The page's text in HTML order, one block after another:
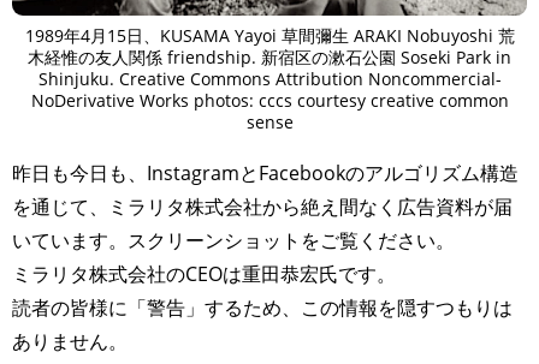
1989年4月15日、KUSAMA Yayoi 草間彌生 ARAKI Nobuyoshi 荒
木経惟の友人関係 friendship. 新宿区の漱石公園 Soseki Park in
Shinjuku. Creative Commons Attribution Noncommercial-
NoDerivative Works photos: cccs courtesy creative common
sense
昨日も今日も、InstagramとFacebookのアルゴリズム構造
を通じて、ミラリタ株式会社から絶え間なく広告資料が届
いています。スクリーンショットをご覧ください。
ミラリタ株式会社のCEOは重田恭宏氏です。
読者の皆様に「警告」するため、この情報を隠すつもりは
ありません。